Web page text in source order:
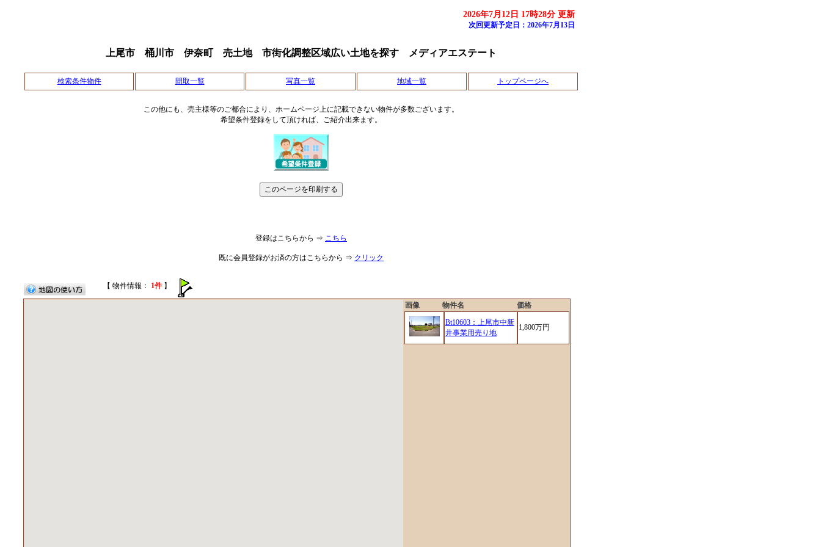
2026年7月12日 17時28分 更新
次回更新予定日：2026年7月13日
上尾市 桶川市 伊奈町 売土地 市街化調整区域広い土地を探す メディアエステート
検索条件物件 間取一覧 写真一覧 地域一覧 トップページへ
この他にも、売主様等のご都合により、ホームページ上に記載できない物件が多数ございます。
希望条件登録をして頂ければ、ご紹介出来ます。
登録はこちらから ⇒ こちら
既に会員登録がお済の方はこちらから ⇒ クリック
【 物件情報： 1件】
画像 物件名
価格
Bt10603：上尾市中新
井事業用売り地
1,800万円